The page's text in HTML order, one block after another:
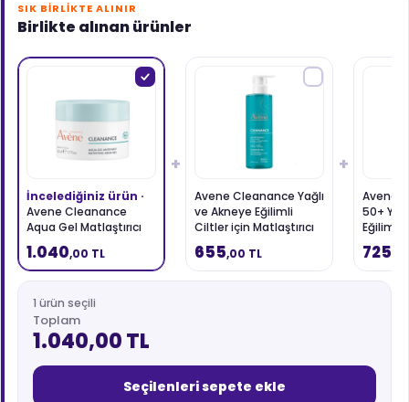
SIK BIRLIKTE ALINIR
Birlikte alınan ürünler
İncelediğiniz ürün ·
Avene Cleanance
Aqua Gel Matlaştırıcı
ve Gözenek Sıkılaştırıcı
Nemlendirici Jel Krem
50 ml
1.040,00 TL
+
Avene Cleanance Yağlı
ve Akneye Eğilimli
Ciltler için Matlaştırıcı
Yüz Temizleme Jeli
400 ml
655,00 TL
+
Avene
50+
Eğilimli
Güneş
725
1 ürün seçili
Toplam
1.040,00 TL
Seçilenleri sepete ekle